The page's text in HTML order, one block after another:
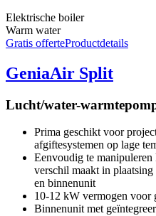
Elektrische boiler
Warm water
Gratis offerteProductdetails
GeniaAir Split
Lucht/water-
Prima geschikt voor
afgiftesystemen op lage
Eenvoudig te
verschil maakt in
en binnenunit
10-12 kW vermogen voor
Binnenunit met